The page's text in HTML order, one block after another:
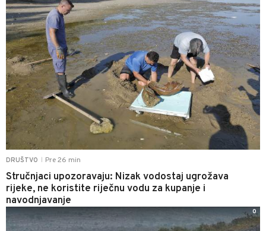
DRUŠTVO Pre 26 min
Stručnjaci upozoravaju: Nizak vodostaj ugrožava
rijeke, ne koristite riječnu vodu za kupanje i
navodnjavanje
0